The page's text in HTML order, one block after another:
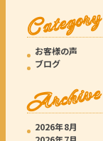
Category
お客様の声
ブログ
Archive
2026年8月